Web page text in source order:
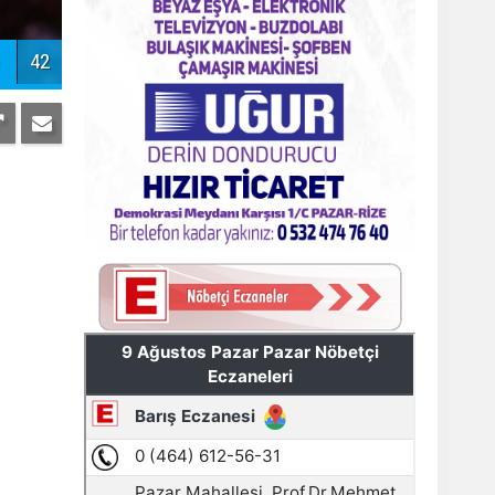
42
Pazar'daki bayramlaşmada projeler
tartışıldı
AYDER'E BAKANLIK KORUMASI